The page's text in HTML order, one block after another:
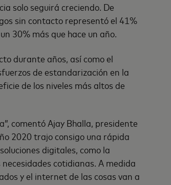
solo seguirá creciendo. De
sin contacto representó el 41%
30% más que hace un año.
durante años, así como el
de estandarización en la
de los niveles más altos de
comentó Ajay Bhalla, presidente
2020 trajo consigo una rápida
digitales, como la
cotidianas. A medida
y el internet de las cosas van a